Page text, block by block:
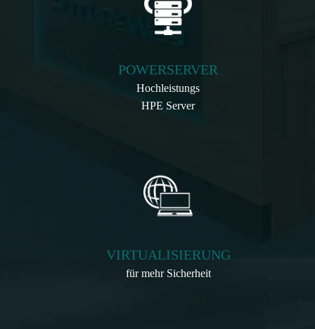
POWERSERVER
Hochleistungs
HPE Server
VIRTUALISIERUNG
für mehr Sicherheit